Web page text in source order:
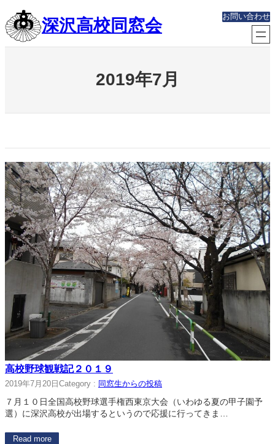
容
を
ス
深沢高校同窓会 お問い合わせ
2019年7月
高校野球観戦記２０１９
2019年7月20日 Category : 同窓生からの投稿
７月１０日全国高校野球選手権西東京大会（いわゆる夏の甲子園予
選）に深沢高校が出場するというので応援に行ってきま…
Read more